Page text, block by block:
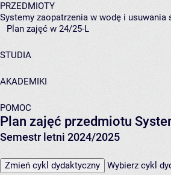
PRZEDMIOTY
Systemy zaopatrzenia w wodę i usuwania
Plan zajęć w 24/25-L
STUDIA
AKADEMIKI
POMOC
Plan zajęć przedmiotu
Semestr letni 2024/2025
Zmień cykl dydaktyczny Wybierz cykl